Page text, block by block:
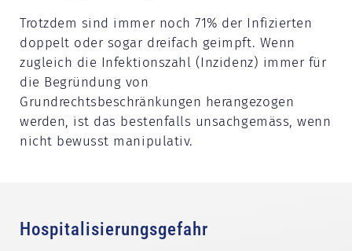
Trotzdem sind immer noch 71% der Infizierten
doppelt oder sogar dreifach geimpft. Wenn
zugleich die Infektionszahl (Inzidenz) immer für
die Begründung von
Grundrechtsbeschränkungen herangezogen
werden, ist das bestenfalls unsachgemäss, wenn
nicht bewusst manipulativ.
Hospitalisierungsgefahr